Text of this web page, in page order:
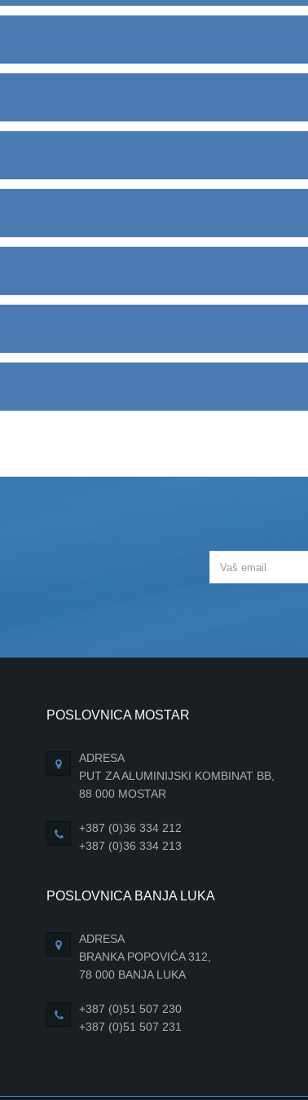
POSLOVNICA MOSTAR
ADRESA
PUT ZA ALUMINIJSKI KOMBINAT BB,
88 000 MOSTAR
+387 (0)36 334 212
+387 (0)36 334 213
POSLOVNICA BANJA LUKA
ADRESA
BRANKA POPOVIĆA 312,
78 000 BANJA LUKA
+387 (0)51 507 230
+387 (0)51 507 231